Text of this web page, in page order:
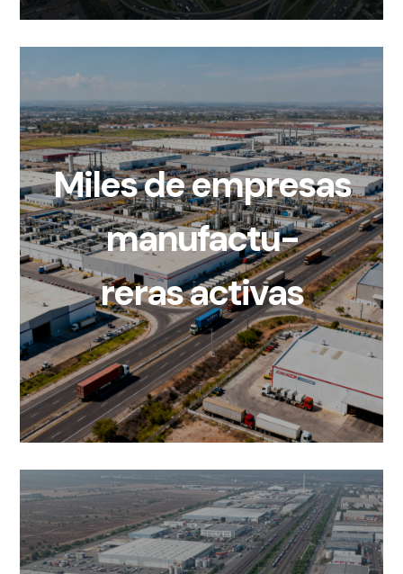
Miles de empresas
manufactu-
reras activas